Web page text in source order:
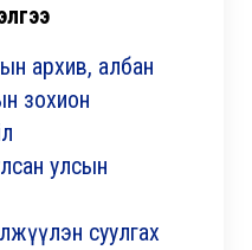
архив, албан
зохион
улсын
суулгах